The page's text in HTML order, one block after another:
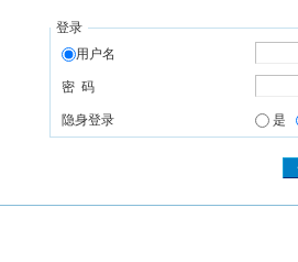
登录
用户名
密 码
隐身登录 是